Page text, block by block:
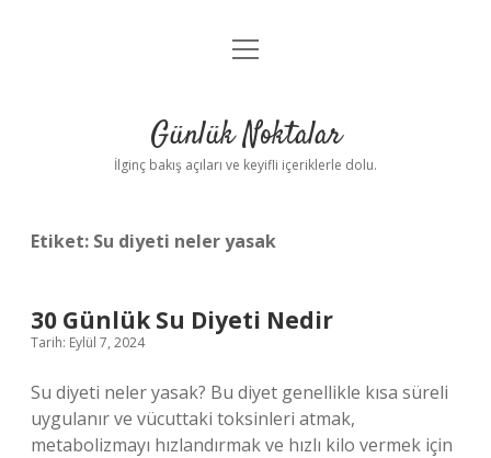
Anasayfa
Yasal Uyarı
menüyü
Günlük Noktalar
İlginç bakış açıları ve keyifli içeriklerle dolu.
Etiket: Su diyeti neler yasak
30 Günlük Su Diyeti Nedir
Tarih: Eylül 7, 2024
Su diyeti neler yasak? Bu diyet genellikle kısa süreli
uygulanır ve vücuttaki toksinleri atmak,
metabolizmayı hızlandırmak ve hızlı kilo vermek için